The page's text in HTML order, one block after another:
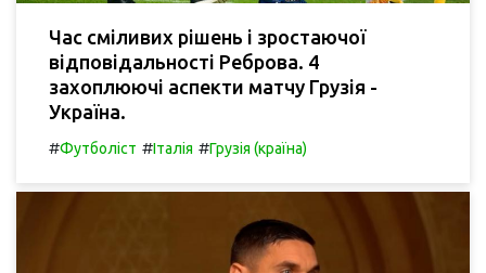
Час сміливих рішень і зростаючої
відповідальності Реброва. 4
захоплюючі аспекти матчу Грузія -
Україна.
#Футболіст #Італія #Грузія (країна)